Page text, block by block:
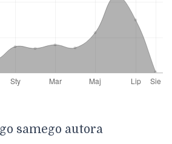
samego autora